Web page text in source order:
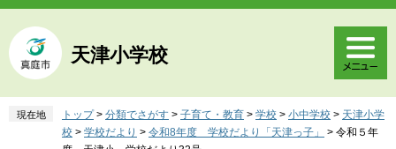
ペ
ジ
の
頭
メ
ュ
ー
飛
天津小学校
現在地 トップ > 分類でさがす > 子育て・教育 > 学校 > 小中学校 > 天津小学
校 > 学校だより > 令和8年度 学校だより「天津っ子」 > 令和５年